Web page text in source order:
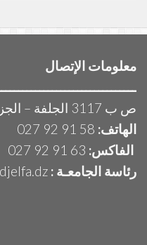
معلومات الإتصال
ص ب 3117 الجلفة – الجزائر
الهاتف:
الفاكس:
رئاسة الجامعـة :